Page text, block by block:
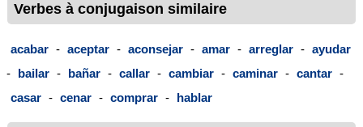
Verbes à conjugaison similaire
acabar - aceptar - aconsejar - amar - arreglar - ayudar
- bailar - bañar - callar - cambiar - caminar - cantar -
casar - cenar - comprar - hablar